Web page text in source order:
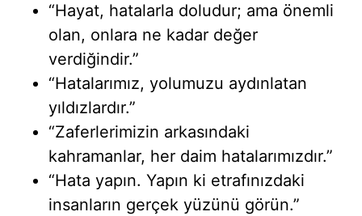
“Hayat, hatalarla doludur; ama önemli
olan, onlara ne kadar değer
verdiğindir.”
“Hatalarımız, yolumuzu aydınlatan
yıldızlardır.”
“Zaferlerimizin arkasındaki
kahramanlar, her daim hatalarımızdır.”
“Hata yapın. Yapın ki etrafınızdaki
insanların gerçek yüzünü görün.”